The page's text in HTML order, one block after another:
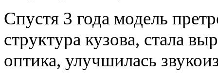
Спустя 3 года модель
структура кузова, стала
оптика, улучшилась